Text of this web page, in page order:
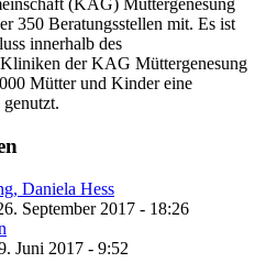
(KAG) Müttergenesung
350 Beratungsstellen mit. Es ist
innerhalb des
der KAG Müttergenesung
Mütter und Kinder eine
September 2017 - 18:26
Juni 2017 - 9:52